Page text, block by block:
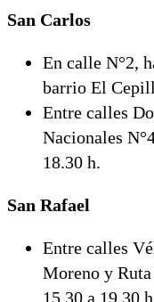
San Carlos
En calle N°2,
barrio El
Entre calles
Nacionales
18.30 h.
San Rafael
Entre calles
Moreno y
15.30 a 19.30